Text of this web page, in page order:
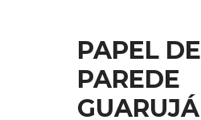
PAPEL DE
PAREDE
GUARUJÁ